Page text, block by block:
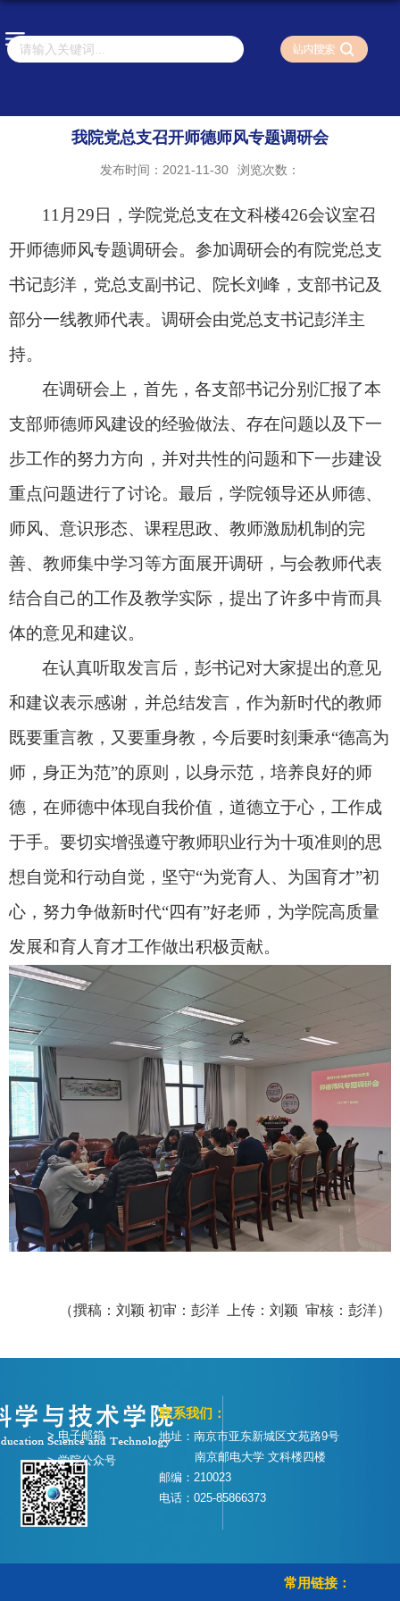
我院党总支召开师德师风专题调研会
发布时间：2021-11-30 浏览次数：
11 月 29 日，学院党总支在文科楼426会议室召
开师德师风专题调研会。参加调研会的有院党总支
书记彭洋，党总支副书记、院长刘峰，支部书记及
部分一线教师代表。调研会由党总支书记彭洋主
持。
在调研会上，首先，各支部书记分别汇报了本
支部师德师风建设的经验做法、存在问题以及下一
步工作的努力方向，并对共性的问题和下一步建设
重点问题进行了讨论。最后，学院领导还从师德、
师风、意识形态、课程思政、教师激励机制的完
善、教师集中学习等方面展开调研，与会教师代表
结合自己的工作及教学实际，提出了许多中肯而具
体的意见和建议。
在认真听取发言后，彭书记对大家提出的意见
和建议表示感谢，并总结发言，作为新时代的教师
既要重言教，又要重身教，今后要时刻秉承“德高为
师，身正为范”的原则，以身示范，培养良好的师
德，在师德中体现自我价值，道德立于心，工作成
于手。要切实增强遵守教师职业行为十项准则的思
想自觉和行动自觉，坚守“为党育人、为国育才”初
心，努力争做新时代“四有”好老师，为学院高质量
发展和育人育才工作做出积极贡献。
（撰稿：刘颖 初审：彭洋 上传：刘颖 审核：彭洋）
联系我们：
地址：南京市亚东新城区文苑路9号
南京邮电大学 文科楼四楼
邮编：210023
电话：025-85866373
> 电子邮箱
> 学院公众号
常用链接：